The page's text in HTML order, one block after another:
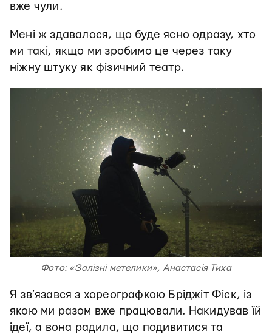
вже чули.
Мені ж здавалося, що буде ясно одразу, хто
ми такі, якщо ми зробимо це через таку
ніжну штуку як фізичний театр.
Фото: «Залізні метелики», Анастасія Тиха
Я звʼязався з хореографкою Бріджіт Фіск, із
якою ми разом вже працювали. Накидував їй
ідеї, а вона радила, що подивитися та